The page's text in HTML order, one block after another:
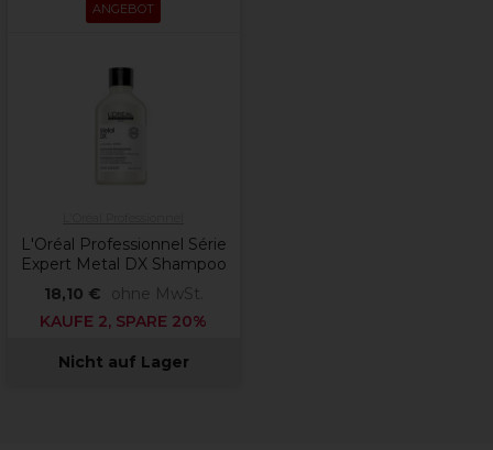
ANGEBOT
L'Oréal Professionnel Série
Expert Metal DX Shampoo
18,10 €
ohne MwSt.
KAUFE 2, SPARE 20%
Nicht auf Lager